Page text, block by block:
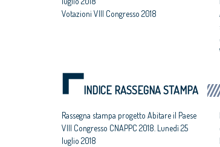
Votazioni VIII Congresso 2018
INDICE RASSEGNA STAMPA
Rassegna stampa progetto Abitare il Paese
VIII Congresso CNAPPC 2018. Lunedì 25
luglio 2018